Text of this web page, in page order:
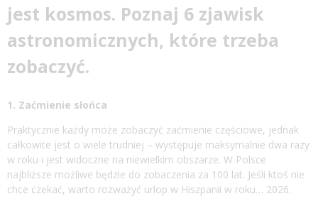
jest kosmos. Poznaj 6 zjawisk
astronomicznych, które trzeba
zobaczyć.
1. Zaćmienie słońca
Praktycznie każdy może zobaczyć zaćmienie częściowe, jednak
całkowite jest o wiele trudniej – występuje maksymalnie dwa razy
w roku i jest widoczne na niewielkim obszarze. W Polsce
najbliższe możliwe będzie do zobaczenia za 100 lat. Jeśli ktoś nie
chce czekać, warto rozważyć urlop w Hiszpanii w roku… 2026.